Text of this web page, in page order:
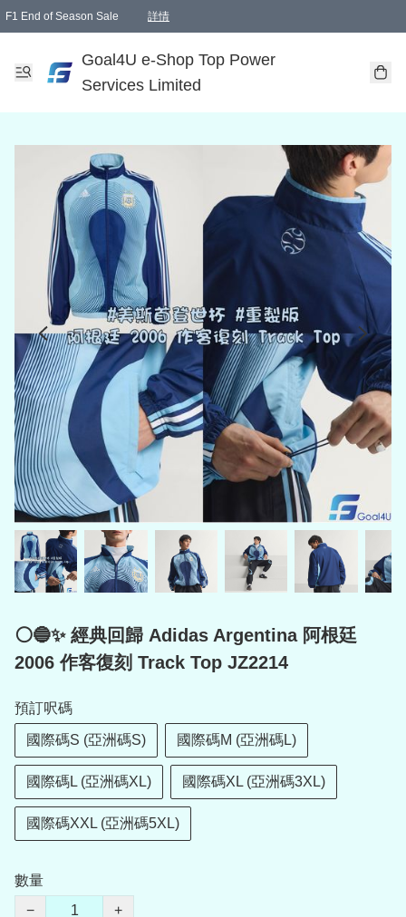
F1 End of Season Sale 詳情
Goal4U e-Shop Top Power
Services Limited
⚪🔵✨ 經典回歸 Adidas Argentina 阿根廷
2006 作客復刻 Track Top JZ2214
預訂呎碼
國際碼S (亞洲碼S) 國際碼M (亞洲碼L)
國際碼L (亞洲碼XL) 國際碼XL (亞洲碼3XL)
國際碼XXL (亞洲碼5XL)
數量
−
+